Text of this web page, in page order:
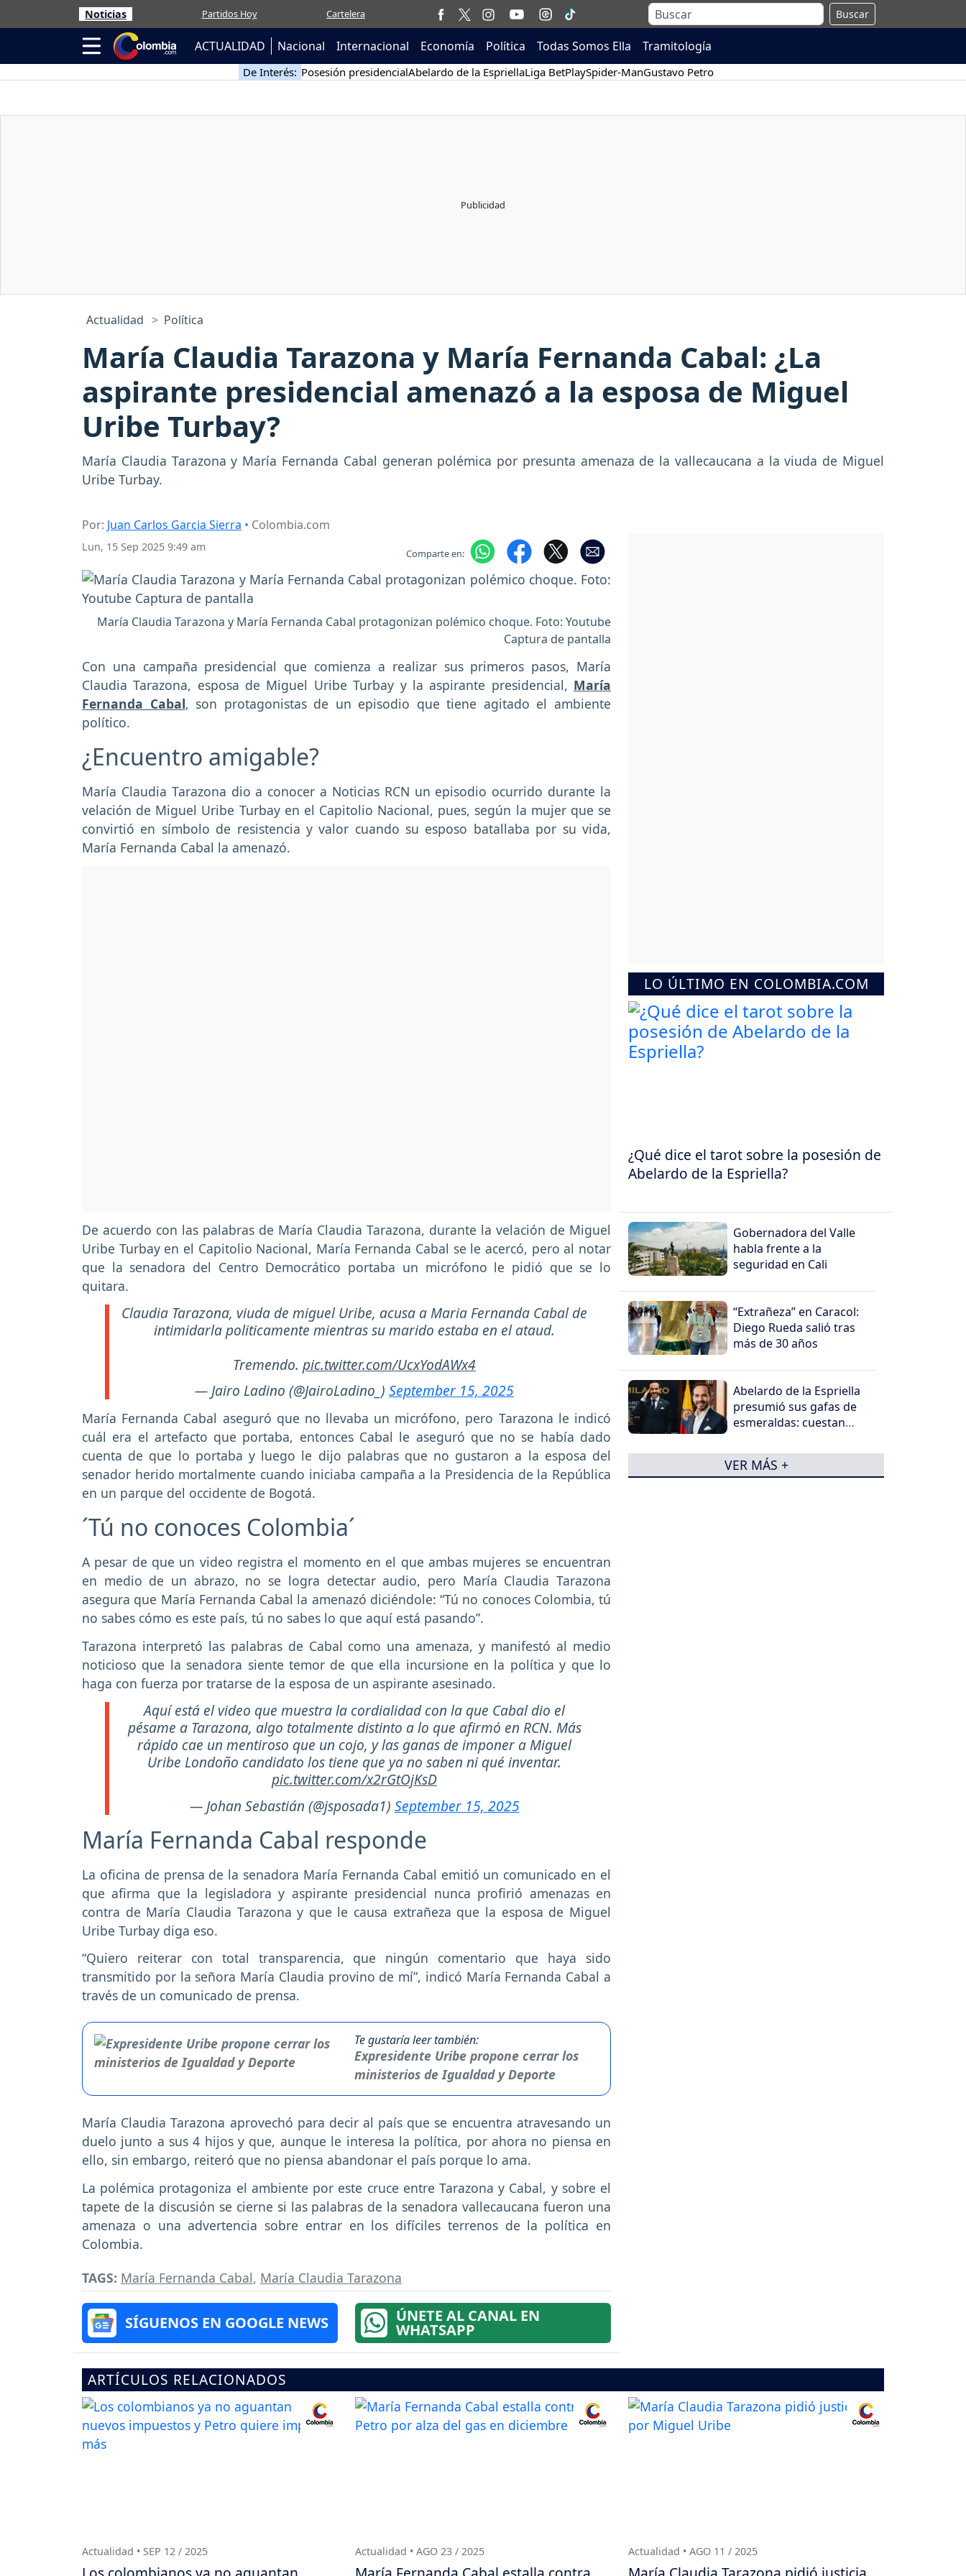
Noticias Partidos Hoy Cartelera Buscar
ACTUALIDAD Nacional Internacional Economía Política Todas Somos Ella Tramitología
De Interés: Posesión presidencialAbelardo de la EspriellaLiga BetPlaySpider-ManGustavo Petro
Actualidad Política
María Claudia Tarazona y María Fernanda Cabal: ¿La
aspirante presidencial amenazó a la esposa de Miguel
Uribe Turbay?
María Claudia Tarazona y María Fernanda Cabal generan polémica por presunta amenaza de la vallecaucana a la viuda de Miguel
Uribe Turbay.
Por: Juan Carlos Garcia Sierra • Colombia.com
Lun, 15 Sep 2025 9:49 am Comparte en:
María Claudia Tarazona y María Fernanda Cabal protagonizan polémico choque. Foto: Youtube
Captura de pantalla
Con una campaña presidencial que comienza a realizar sus primeros pasos, María
Claudia Tarazona, esposa de Miguel Uribe Turbay y la aspirante presidencial, María
Fernanda Cabal, son protagonistas de un episodio que tiene agitado el ambiente
político.
¿Encuentro amigable?
María Claudia Tarazona dio a conocer a Noticias RCN un episodio ocurrido durante la
velación de Miguel Uribe Turbay en el Capitolio Nacional, pues, según la mujer que se
convirtió en símbolo de resistencia y valor cuando su esposo batallaba por su vida,
María Fernanda Cabal la amenazó.
De acuerdo con las palabras de María Claudia Tarazona, durante la velación de Miguel
Uribe Turbay en el Capitolio Nacional, María Fernanda Cabal se le acercó, pero al notar
que la senadora del Centro Democrático portaba un micrófono le pidió que se lo
quitara.
Claudia Tarazona, viuda de miguel Uribe, acusa a Maria Fernanda Cabal de
intimidarla politicamente mientras su marido estaba en el ataud.
Tremendo. pic.twitter.com/UcxYodAWx4
— Jairo Ladino (@JairoLadino_) September 15, 2025
María Fernanda Cabal aseguró que no llevaba un micrófono, pero Tarazona le indicó
cuál era el artefacto que portaba, entonces Cabal le aseguró que no se había dado
cuenta de que lo portaba y luego le dijo palabras que no gustaron a la esposa del
senador herido mortalmente cuando iniciaba campaña a la Presidencia de la República
en un parque del occidente de Bogotá.
´Tú no conoces Colombia´
A pesar de que un video registra el momento en el que ambas mujeres se encuentran
en medio de un abrazo, no se logra detectar audio, pero María Claudia Tarazona
asegura que María Fernanda Cabal la amenazó diciéndole: “Tú no conoces Colombia, tú
no sabes cómo es este país, tú no sabes lo que aquí está pasando”.
Tarazona interpretó las palabras de Cabal como una amenaza, y manifestó al medio
noticioso que la senadora siente temor de que ella incursione en la política y que lo
haga con fuerza por tratarse de la esposa de un aspirante asesinado.
Aquí está el video que muestra la cordialidad con la que Cabal dio el
pésame a Tarazona, algo totalmente distinto a lo que afirmó en RCN. Más
rápido cae un mentiroso que un cojo, y las ganas de imponer a Miguel
Uribe Londoño candidato los tiene que ya no saben ni qué inventar.
pic.twitter.com/x2rGtOjKsD
— Johan Sebastián (@jsposada1) September 15, 2025
María Fernanda Cabal responde
La oficina de prensa de la senadora María Fernanda Cabal emitió un comunicado en el
que afirma que la legisladora y aspirante presidencial nunca profirió amenazas en
contra de María Claudia Tarazona y que le causa extrañeza que la esposa de Miguel
Uribe Turbay diga eso.
“Quiero reiterar con total transparencia, que ningún comentario que haya sido
transmitido por la señora María Claudia provino de mí”, indicó María Fernanda Cabal a
través de un comunicado de prensa.
Te gustaría leer también:
Expresidente Uribe propone cerrar los
ministerios de Igualdad y Deporte
María Claudia Tarazona aprovechó para decir al país que se encuentra atravesando un
duelo junto a sus 4 hijos y que, aunque le interesa la política, por ahora no piensa en
ello, sin embargo, reiteró que no piensa abandonar el país porque lo ama.
La polémica protagoniza el ambiente por este cruce entre Tarazona y Cabal, y sobre el
tapete de la discusión se cierne si las palabras de la senadora vallecaucana fueron una
amenaza o una advertencia sobre entrar en los difíciles terrenos de la política en
Colombia.
TAGS: María Fernanda Cabal, María Claudia Tarazona
SÍGUENOS EN GOOGLE NEWS ÚNETE AL CANAL EN
WHATSAPP
LO ÚLTIMO EN COLOMBIA.COM
¿Qué dice el tarot sobre la posesión de
Abelardo de la Espriella?
Gobernadora del Valle
habla frente a la
seguridad en Cali
“Extrañeza” en Caracol:
Diego Rueda salió tras
más de 30 años
Abelardo de la Espriella
presumió sus gafas de
esmeraldas: cuestan
VER MÁS +
ARTÍCULOS RELACIONADOS
Actualidad • SEP 12 / 2025 Actualidad • AGO 23 / 2025 Actualidad • AGO 11 / 2025